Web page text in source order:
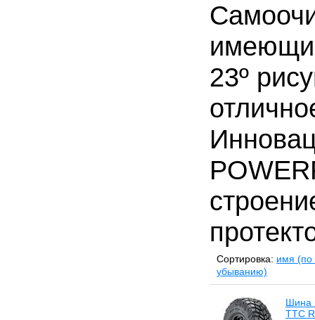
23º
Сортировка: имя (по
убыванию)
Шина
TTC